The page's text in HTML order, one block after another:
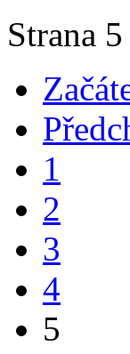
Strana
1
2
3
4
5